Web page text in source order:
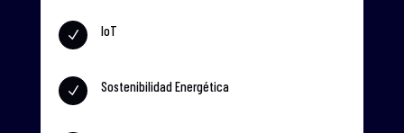
N IoT
N Sostenibilidad Energética